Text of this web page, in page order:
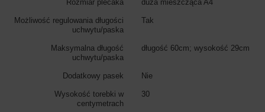
Rozmiar plecaka duża mieszcząca A4
Możliwość regulowania długości
uchwytu/paska
Tak
Maksymalna długość
uchwytu/paska
długość 60cm; wysokość 29cm
Dodatkowy pasek Nie
Wysokość torebki w
centymetrach
30